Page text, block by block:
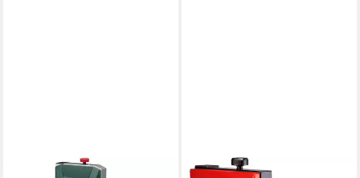
EINHELL